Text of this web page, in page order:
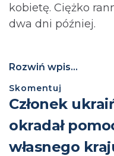
kobietę. Ciężko
dwa dni później.
Rozwiń wpis...
Skomentuj
Członek
okradał
własnego